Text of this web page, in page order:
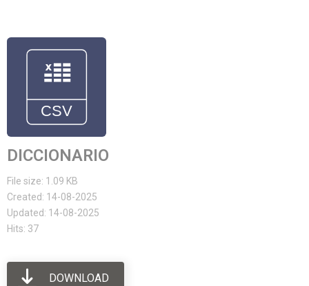
DICCIONARIO
File size: 1.09 KB
Created: 14-08-2025
Updated: 14-08-2025
Hits: 37
DOWNLOAD